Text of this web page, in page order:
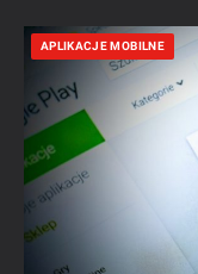
APLIKACJE MOBILNE